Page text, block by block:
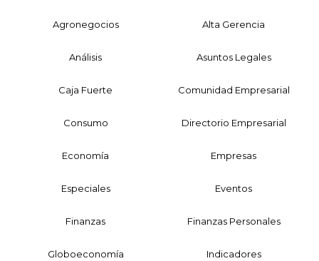
Agronegocios Alta Gerencia
Análisis Asuntos Legales
Caja Fuerte Comunidad Empresarial
Consumo Directorio Empresarial
Economía Empresas
Especiales Eventos
Finanzas Finanzas Personales
Globoeconomía Indicadores